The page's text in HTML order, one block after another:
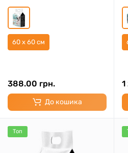
60 x 60 см
388.00 грн.
До кошика
Топ